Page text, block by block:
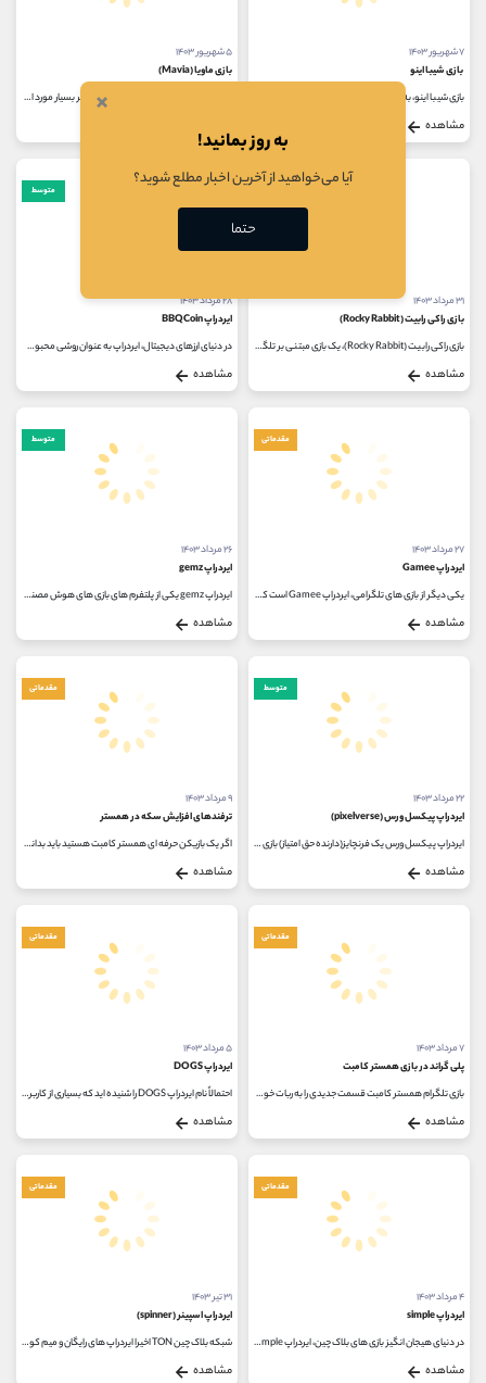
۷ شهریور ۱۴۰۳
بازی شیبا اینو
مشاهده
۵ شهریور ۱۴۰۳
بازی ماویا (Mavia)
بازی های Play-to-Eren در سال های اخیر بسیار مورد استقبال قرار گرفته اند که یکی از آنها بازی ماویا است؛ بازی ماویا یک بازی استراتژی...
۳۱ مرداد ۱۴۰۳
بازی راکی رابیت (Rocky Rabbit)
بازی راکی رابیت (Rocky Rabbit)، یک بازی مبتنی بر تلگرام است که کاربران می توانند با کمک مکانیزم tap-to-earn از طریق توکن های بازی در این...
مشاهده
متوسط
۲۸ مرداد ۱۴۰۳
ایردراپ BBQCoin
در دنیای ارزهای دیجیتال، ایردراپ به عنوان روشی محبوب برای معرفی و توزیع ارزهای جدید شناخته می شود. ایردراپ BBQCoin به شما امکان...
مشاهده
مقدماتی
۲۷ مرداد ۱۴۰۳
ایردراپ Gamee
یکی دیگر از بازی های تلگرامی، ایردراپ Gamee است که این روزها ترند شده و کاربران بسیاری را به سمت خود جذب کرده است. به عنوان...
مشاهده
متوسط
۲۶ مرداد ۱۴۰۳
ایردراپ gemz
ایردراپ gemz یکی از پلتفرم های بازی ‌های هوش مصنوعی آینده است که کلکسیون‌ های گسترده NFT را با ابزارهای بازی ساز نوآورانه...
مشاهده
متوسط
۲۲ مرداد ۱۴۰۳
ایردراپ پیکسل ورس (pixelverse)
ایردراپ پیکسل ورس یک فرنچایز(دارنده حق امتیاز) بازی های رمزنگاری شده است که اخیراً به دلیل موفقیت بازی PixelTap خود در تلگرام،...
مشاهده
مقدماتی
۹ مرداد ۱۴۰۳
ترفندهای افزایش سکه در همستر
اگر یک بازیکن حرفه ای همستر کامبت هستید باید بدانید که بازی، راه های مختلفی مانند کد مورس و کارت های روزانه را برای بازیکنان...
مشاهده
مقدماتی
۷ مرداد ۱۴۰۳
پلی گراند در بازی همستر کامبت
بازی تلگرام همستر کامبت قسمت جدیدی را به ربات خود اضافه کرده است که می توانید با انجام بازی های خارج از این ربات کلیدها را مانند...
مشاهده
مقدماتی
۵ مرداد ۱۴۰۳
ایردراپ DOGS
احتمالاً نام ایردراپ DOGS را شنیده اید که بسیاری از کاربران تلگرام آن را یکی از ساده ترین ربات های تلگرام می دانند. این ربات نیز...
مشاهده
مقدماتی
۴ مرداد ۱۴۰۳
ایردراپ simple
در دنیای هیجان انگیز بازی های بلاک چین، ایردراپ simple به عنوان یک بازی جدید و در حال ظهور، توجه بسیاری از گیمرها و علاقه مندان...
مشاهده
مقدماتی
۳۱ تیر ۱۴۰۳
ایردراپ اسپینر (spinner)
شبکه بلاک چین TON اخیرا ایردراپ های رایگان و میم کوین های جالبی مانند NotCoin را معرفی کرده است و قصد دارد سرمایه گذاران را به شبکه...
مشاهده
×
به روز بمانید!
آیا می‌خواهید از آخرین اخبار مطلع شوید؟
حتما